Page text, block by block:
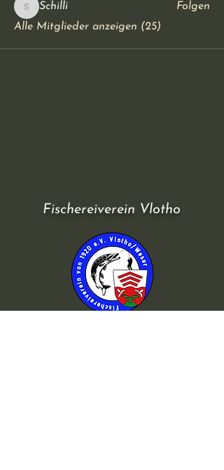
SchilliSchilli
Folgen
Alle Mitglieder anzeigen (25)
Fischereiverein Vlotho